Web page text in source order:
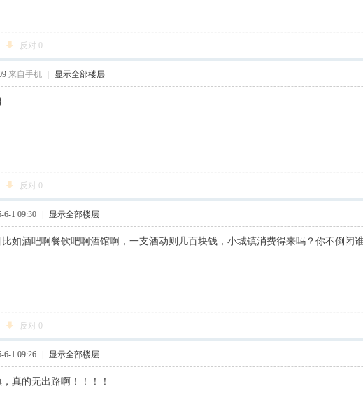
反对 0
来自手机 显示全部楼层
反对 0
6-1 09:30 显示全部楼层
如酒吧啊餐饮吧啊酒馆啊，一支酒动则几百块钱，小城镇消费得来吗？你不倒闭
反对 0
6-1 09:26 显示全部楼层
真的无出路啊！！！！